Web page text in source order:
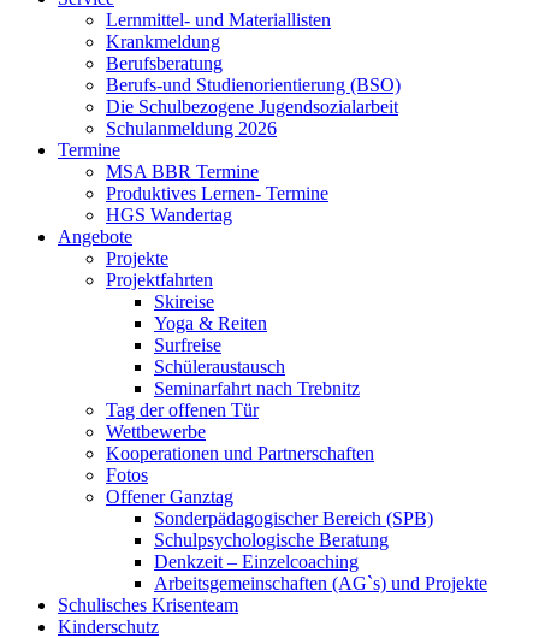
Lernmittel- und Materiallisten
Krankmeldung
Berufsberatung
Berufs-und Studienorientierung (BSO)
Die Schulbezogene Jugendsozialarbeit
Schulanmeldung 2026
Termine
MSA BBR Termine
Produktives Lernen- Termine
HGS Wandertag
Angebote
Projekte
Projektfahrten
Skireise
Yoga & Reiten
Surfreise
Schüleraustausch
Seminarfahrt nach Trebnitz
Tag der offenen Tür
Wettbewerbe
Kooperationen und Partnerschaften
Fotos
Offener Ganztag
Sonderpädagogischer Bereich (SPB)
Schulpsychologische Beratung
Denkzeit – Einzelcoaching
Arbeitsgemeinschaften (AG`s) und Projekte
Schulisches Krisenteam
Kinderschutz